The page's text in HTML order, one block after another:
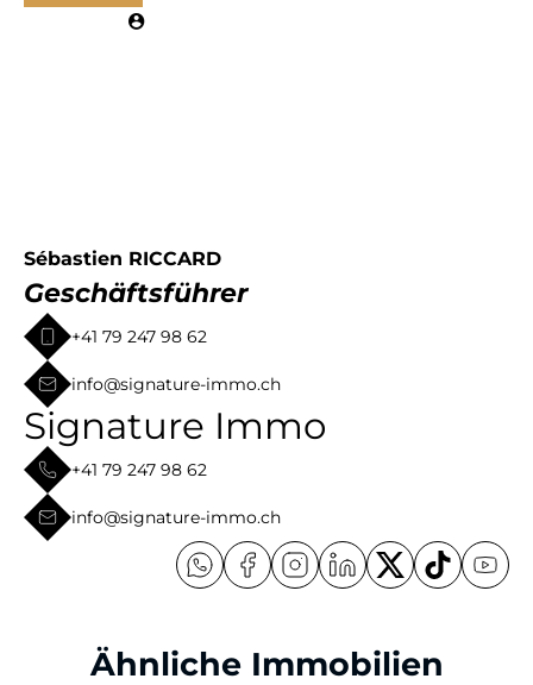
Sébastien RICCARD
Geschäftsführer
+41 79 247 98 62
info@signature-immo.ch
Signature Immo
+41 79 247 98 62
info@signature-immo.ch
Ähnliche Immobilien